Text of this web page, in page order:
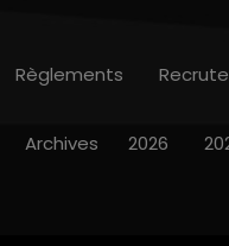
Règlements
Archives 2026